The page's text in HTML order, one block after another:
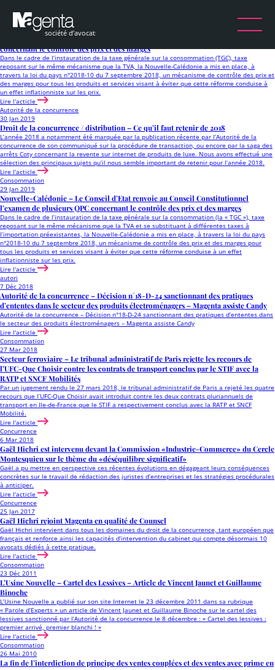
Étiquette :
Consommation
12 Avr 2019
Nouvelle-Calédonie – Le Conseil Constitutionnel censure plusieurs dispositions
concernant le contrôle des prix et des marges
Dans le cadre de l’instauration de la taxe générale sur la consommation (TGC), taxe
reposant sur le même mécanisme que la TVA, la Nouvelle-Calédonie a mis en place, à
travers la loi du pays n°2018-10 du 7 septembre 2018, un mécanisme de contrôle des prix et
des marges pour tous les produits et services visant à éviter que cette réforme conduise à
un effet inflationniste sur les prix.
Lire l'acticle
Autorité de la concurrence
30 Jan 2019
Droit de la concurrence / distribution – Ce qu’il faut retenir de 2018
L’année 2018 a notamment été marquée par la publication récente par l’Autorité de la
concurrence de son communiqué sur la procédure de transaction, ou encore par la saga des
arrêts Coty concernant la revente sur internet de produits de luxe. Nous avons effectué une
sélection des principaux sujets qu’il nous semble important de retenir pour l’année 2018.
Lire l'acticle
Consommation
29 Jan 2019
Nouvelle-Calédonie – Le Conseil d’Etat renvoie au Conseil Constitutionnel
l’examen de plusieurs QPC concernant le contrôle des prix et des marges
Dans le cadre de l’instauration de la taxe générale sur la consommation (la « TGC »), taxe
reposant sur le même mécanisme que la TVA et se substituant à différentes taxes à
l’importation préexistantes, la Nouvelle-Calédonie a mis en place, à travers la loi du pays
n°2018-10 du 7 septembre 2018, un mécanisme de contrôle des prix et des marges pour
tous les produits et services visant à éviter que cette réforme conduise à un effet
inflationniste sur les prix.
Lire l'acticle
autori
7 Déc 2018
Autorité de la concurrence – Décision n°18-D-24 sanctionnant des pratiques
d’ententes dans le secteur des produits électroménagers – Magenta assiste Candy
Autorité de la concurrence – Décision n°18-D-24 sanctionnant des pratiques d’ententes dans
le secteur des produits électroménagers – Magenta assiste Candy
Lire l'acticle
Consommation
27 Mar 2018
Secteur ferroviaire – Le tribunal administratif de Paris rejette les recours de
l’UFC-Que Choisir contre les contrats de transport conclus par le STIF avec la
RATP et SNCF Mobilités
Par un jugement rendu le 27 mars 2018, le tribunal administratif de Paris a rejeté les quatre
recours que l’UFC-Que Choisir avait introduit contre les deux contrats pluriannuels de
transport en Ile-de-France que le STIF a respectivement conclus avec la RATP et SNCF
Mobilité.
Lire l'acticle
Concurrence
6 Mar 2018
Gaël Hichri est intervenu devant la Commission «Industrie-Commerce» du Cercle
Montesquieu sur le thème du «déséquilibre significatif»
Gaël a pu mettre en perspective ces récentes évolutions en dégageant leurs conséquences
concrètes sur le travail de rédaction des juristes d’entreprises et les stratégies procédurales
à anticiper.
Lire l'acticle
Concurrence
25 Jan 2017
Gaël Hichri rejoint Magenta en qualité de Counsel
Gaël Hichri intervient dans tous les domaines du droit de la concurrence, tant européen que
français et renforce ainsi les capacités d’intervention du cabinet qui compte désormais 10
avocats dédiés à cette pratique.
Lire l'acticle
Consommation
23 Déc 2011
L’Usine Nouvelle – Cartel des Lessives – Article de Vincent Jaunet et Guillaume
Binoche
L’Usine Nouvelle a publié sur son site Internet le 23 décembre 2011 dans sa rubrique
« Parole d’Experts » un article de Vincent Jaunet et Guillaume Binoche sur le cartel des
lessives sanctionné par l’Autorité de la concurrence le 8 décembre : « Cartel des lessives :
premier arrivé, premier blanchi ! »
Lire l'acticle
Consommation
26 Mai 2010
La fin de l’interdiction de principe des ventes couplées et des ventes avec prime en